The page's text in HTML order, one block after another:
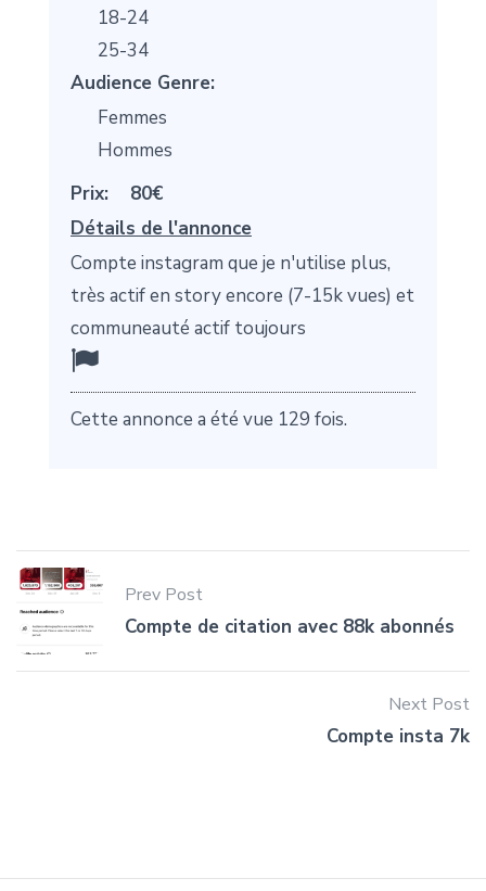
18-24
25-34
Audience Genre:
Femmes
Hommes
Prix:
80€
Détails de l'annonce
Compte instagram que je n'utilise plus,
très actif en story encore (7-15k vues) et
communeauté actif toujours
Cette annonce a été vue 129 fois.
Prev Post
Compte de citation avec 88k abonnés
Next Post
Compte insta 7k